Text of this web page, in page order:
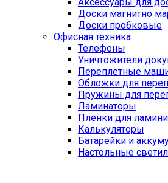
Аксессуары для
Доски магнитно
Доски пробковые
Офисная техника
Телефоны
Уничтожители
Переплетные
Обложки для
Пружины для
Ламинаторы
Пленки для
Калькуляторы
Батарейки и
Настольные